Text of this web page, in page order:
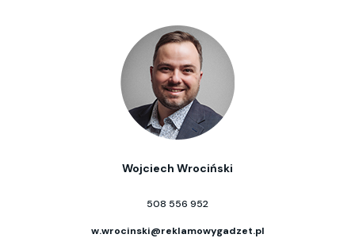
Wojciech Wrociński
508 556 952
w.wrocinski@reklamowygadzet.pl